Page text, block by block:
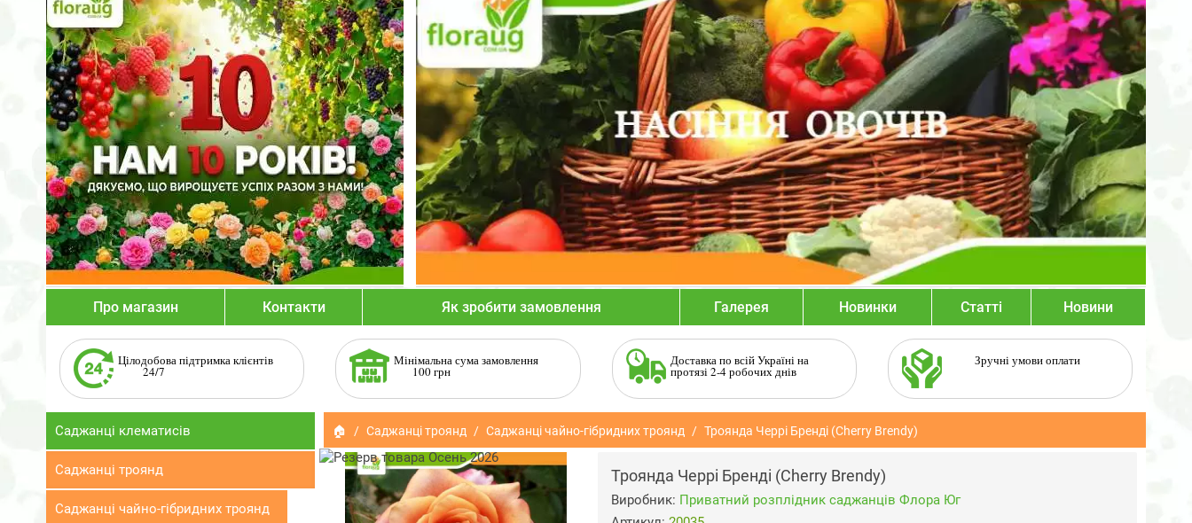
Про магазин Контакти Як зробити замовлення Галерея Новинки Статті Новини
Цілодобова підтримка клієнтів
24/7
Мінімальна сума замовлення
100 грн
Доставка по всій Україні на
протязі 2-4 робочих днів
Зручні умови оплати
Саджанці клематисів
Саджанці троянд
Саджанці чайно-гібридних троянд
🏠 Саджанці троянд Саджанці чайно-гібридних троянд Троянда Черрі Бренді (Cherry Brendy)
Троянда Черрі Бренді (Cherry Brendy)
Виробник: Приватний розплідник саджанців Флора Юг